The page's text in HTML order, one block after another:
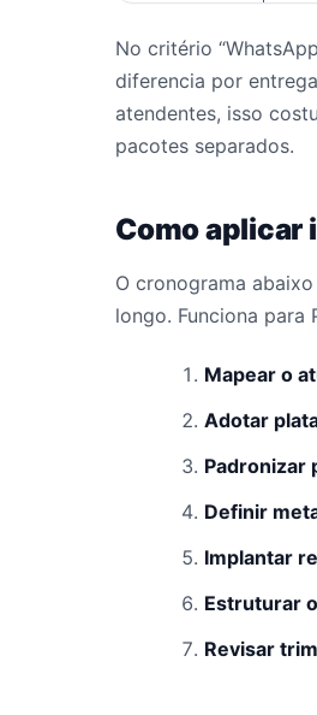
No critério
diferencia por
atendentes, isso
pacotes separados.
Como aplicar
O cronograma
longo. Funciona para
Mapear o
Adotar
Padronizar
Definir
Implantar
Estruturar
Revisar